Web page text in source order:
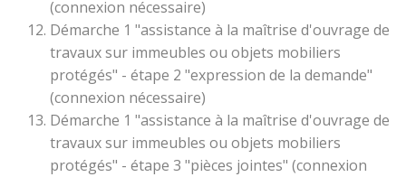
(connexion nécessaire)
Démarche 1 "assistance à la maîtrise d'ouvrage de
travaux sur immeubles ou objets mobiliers
protégés" - étape 2 "expression de la demande"
(connexion nécessaire)
Démarche 1 "assistance à la maîtrise d'ouvrage de
travaux sur immeubles ou objets mobiliers
protégés" - étape 3 "pièces jointes" (connexion